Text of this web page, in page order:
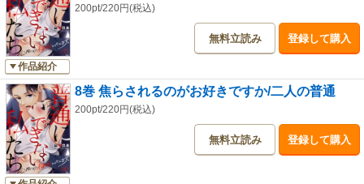
作品紹介
200pt/220円(税込)
無料立読み 登録して購入
8巻 焦らされるのがお好きですか/二人の普通
200pt/220円(税込)
無料立読み 登録して購入